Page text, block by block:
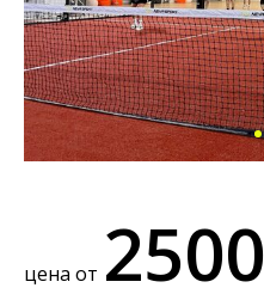
цена от 2500